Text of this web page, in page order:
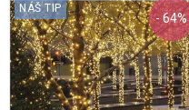
- 64%
NÁŠ TIP